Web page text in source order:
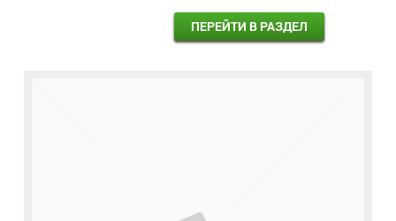
ПЕРЕЙТИ В РАЗДЕЛ